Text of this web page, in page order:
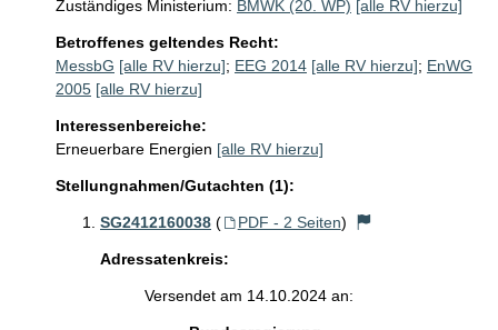
Zuständiges Ministerium: BMWK (20. WP) [alle RV hierzu]
Betroffenes geltendes Recht:
MessbG [alle RV hierzu]; EEG 2014 [alle RV hierzu]; EnWG
2005 [alle RV hierzu]
Interessenbereiche:
Erneuerbare Energien [alle RV hierzu]
Stellungnahmen/Gutachten (1):
SG2412160038 ( PDF - 2 Seiten)
Adressatenkreis:
Versendet am 14.10.2024 an: